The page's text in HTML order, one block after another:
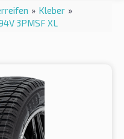
» Kleber »
3PMSF XL